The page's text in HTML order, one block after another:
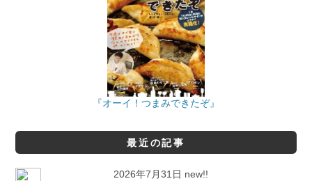
『オーイ！つまみできたぞ』
最近の記事
2026年7月31日 new!!